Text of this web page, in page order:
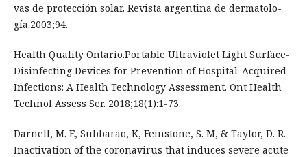
vas de protección solar. Revista argentina de dermatolo-
gía.2003;94.
Health Quality Ontario.Portable Ultraviolet Light Surface-
Disinfecting Devices for Prevention of Hospital-Acquired
Infections: A Health Technology Assessment. Ont Health
Technol Assess Ser. 2018;18(1):1-73.
Darnell, M. E, Subbarao, K, Feinstone, S. M, & Taylor, D. R.
Inactivation of the coronavirus that induces severe acute